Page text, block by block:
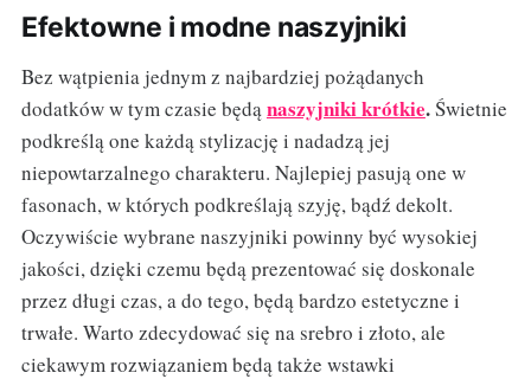
Efektowne i modne naszyjniki
Bez wątpienia jednym z najbardziej pożądanych
dodatków w tym czasie będąnaszyjniki krótkie.Świetnie
podkreślą one każdą stylizację i nadadzą jej
niepowtarzalnego charakteru. Najlepiej pasują one w
fasonach, w których podkreślają szyję, bądź dekolt.
Oczywiście wybrane naszyjniki powinny być wysokiej
jakości, dzięki czemu będą prezentować się doskonale
przez długi czas, a do tego, będą bardzo estetyczne i
trwałe. Warto zdecydować się na srebro i złoto, ale
ciekawym rozwiązaniem będą także wstawki